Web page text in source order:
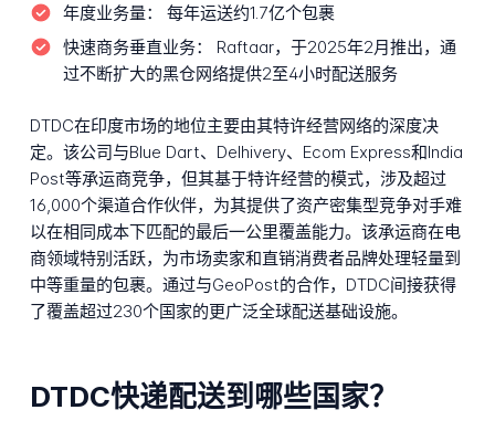
年度业务量：
每年运送约1.7亿个包裹
快速商务垂直业务：
Raftaar，于2025年2月推出，通
过不断扩大的黑仓网络提供2至4小时配送服务
DTDC在印度市场的地位主要由其特许经营网络的深度决
定。该公司与Blue Dart、Delhivery、Ecom Express和India
Post等承运商竞争，但其基于特许经营的模式，涉及超过
16,000个渠道合作伙伴，为其提供了资产密集型竞争对手难
以在相同成本下匹配的最后一公里覆盖能力。该承运商在电
商领域特别活跃，为市场卖家和直销消费者品牌处理轻量到
中等重量的包裹。通过与GeoPost的合作，DTDC间接获得
了覆盖超过230个国家的更广泛全球配送基础设施。
DTDC快递配送到哪些国家？